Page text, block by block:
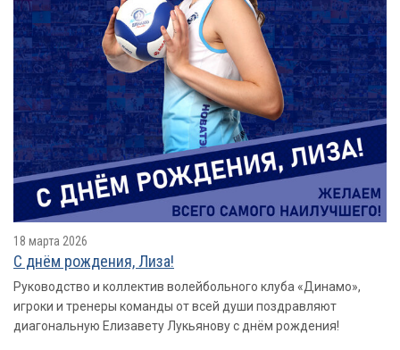
18 марта 2026
С днём рождения, Лиза!
Руководство и коллектив волейбольного клуба «Динамо»,
игроки и тренеры команды от всей души поздравляют
диагональную Елизавету Лукьянову с днём рождения!